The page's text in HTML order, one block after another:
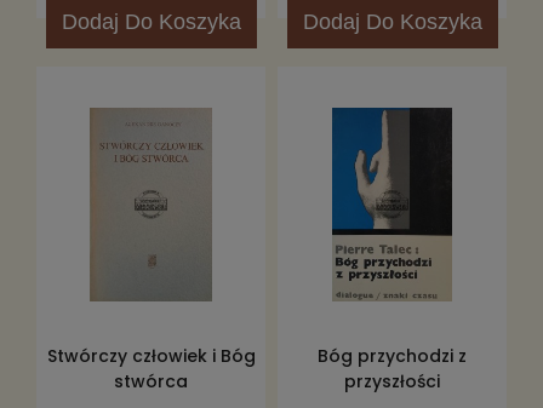
Dodaj Do Koszyka Dodaj Do Koszyka
Stwórczy człowiek i Bóg
stwórca
Bóg przychodzi z
przyszłości